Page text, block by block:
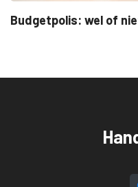
Budgetpolis: wel of